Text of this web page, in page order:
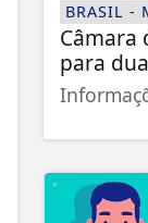
BRASIL -
Câmara
para